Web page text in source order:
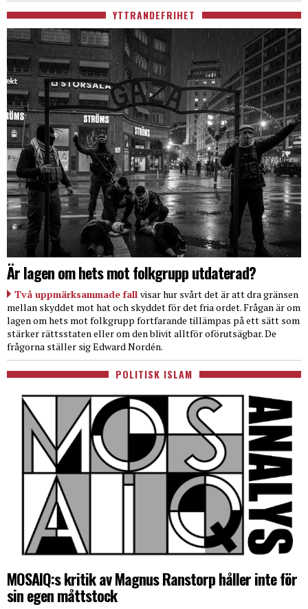
YTTRANDEFRIHET
Är lagen om hets mot folkgrupp utdaterad?
Två uppmärksammade fall visar hur svårt det är att dra gränsen
mellan skyddet mot hat och skyddet för det fria ordet. Frågan är om
lagen om hets mot folkgrupp fortfarande tillämpas på ett sätt som
stärker rättsstaten eller om den blivit alltför oförutsägbar. De
frågorna ställer sig Edward Nordén.
POLITISK ISLAM
MOSAIQ:s kritik av Magnus Ranstorp håller inte för
sin egen måttstock